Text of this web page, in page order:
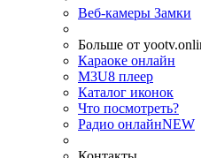
Веб-камеры Замки
Больше от
Караоке онлайн
M3U8 плеер
Каталог иконок
Что посмотреть?
Радио онлайнNEW